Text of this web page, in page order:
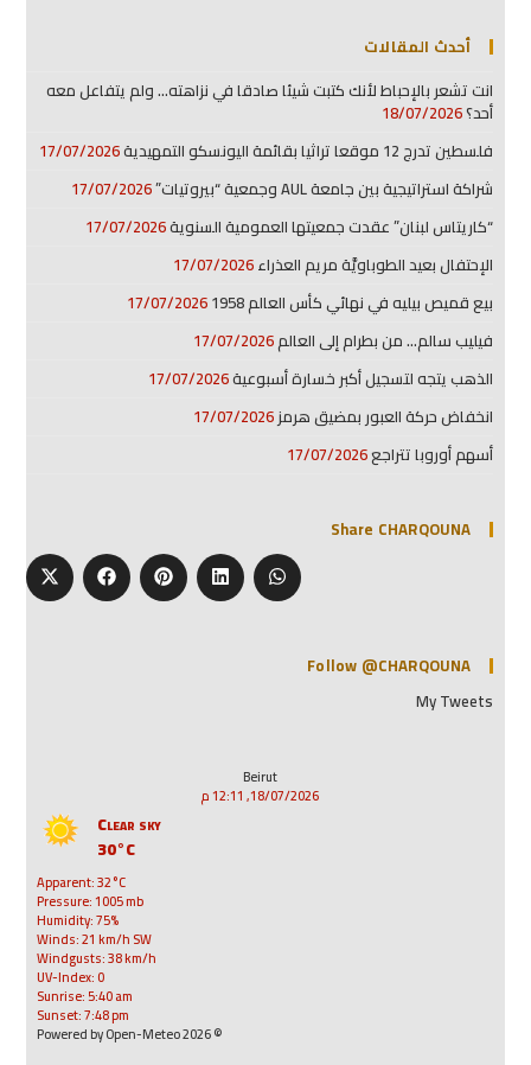
أحدث المقالات
انت تشعر بالإحباط لأنك كتبت شيئا صادقا في نزاهته… ولم يتفاعل معه
أحد؟18/07/2026
فلسطين تدرج 12 موقعا تراثيا بقائمة اليونسكو التمهيدية
17/07/2026
شراكة استراتيجية بين جامعة AUL وجمعية “بيروتيات”
17/07/2026
“كاريتاس لبنان” عقدت جمعيتها العمومية السنوية17/07/2026
الإحتفال بعيد الطوباويَّة مريم العذراء17/07/2026
بيع قميص بيليه في نهائي كأس العالم 1958
17/07/2026
فيليب سالم… من بطرام إلى العالم17/07/2026
الذهب يتجه لتسجيل أكبر خسارة أسبوعية17/07/2026
انخفاض حركة العبور بمضيق هرمز17/07/2026
أسهم أوروبا تتراجع17/07/2026
Share CHARQOUNA
Follow @CHARQOUNA
My Tweets
Beirut
18/07/2026, 12:11 م
Clear sky
30°C
Apparent: 32°C
Pressure: 1005 mb
Humidity: 75%
Winds: 21 km/h SW
Windgusts: 38 km/h
UV-Index: 0
Sunrise: 5:40 am
Sunset: 7:48 pm
© 2026 Powered by Open-Meteo